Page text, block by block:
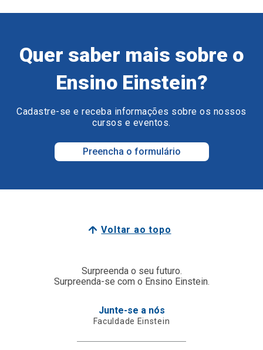
Quer saber mais sobre o
Ensino Einstein?
Cadastre-se e receba informações sobre os nossos
cursos e eventos.
Preencha o formulário
Voltar ao topo
Surpreenda o seu futuro.
Surpreenda-se com o Ensino Einstein.
Junte-se a nós
Faculdade Einstein